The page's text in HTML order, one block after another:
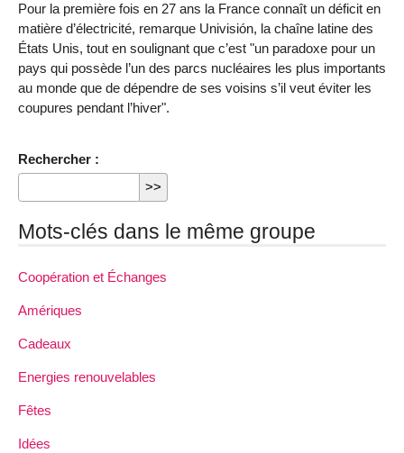
Pour la première fois en 27 ans la France connaît un déficit en
matière d’électricité, remarque Univisión, la chaîne latine des
États Unis, tout en soulignant que c’est "un paradoxe pour un
pays qui possède l’un des parcs nucléaires les plus importants
au monde que de dépendre de ses voisins s’il veut éviter les
coupures pendant l’hiver".
Rechercher :
Mots-clés dans le même groupe
Coopération et Échanges
Amériques
Cadeaux
Energies renouvelables
Fêtes
Idées